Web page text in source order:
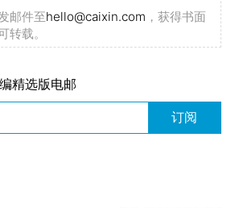
邮件至hello@caixin.com ，获得书面
转载。
精选版电邮
订阅